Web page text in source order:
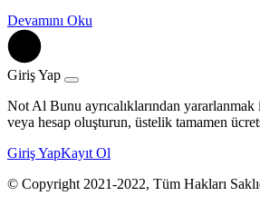
Devamını Oku
Giriş Yap
Not Al Bunu ayrıcalıklarından yararlanmak
veya hesap oluşturun, üstelik tamamen
Giriş YapKayıt Ol
© Copyright 2021-2022, Tüm Hakları